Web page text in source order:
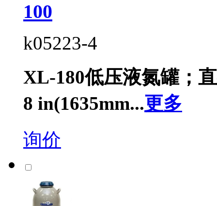
100
k05223-4
XL-180低压液氮罐；
8 in(1635mm...更多
询价